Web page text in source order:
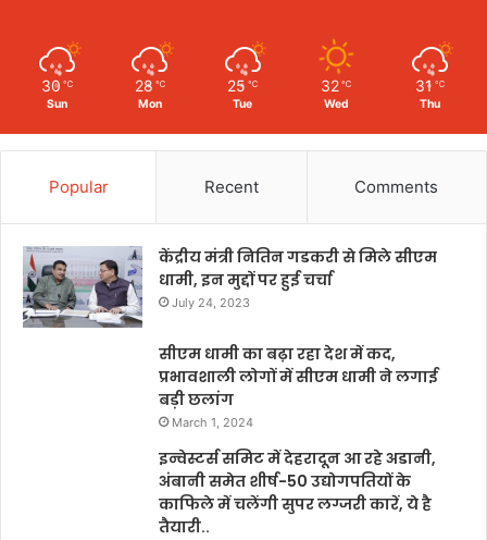
30 ℃
Sun
28 ℃
Mon
25 ℃
Tue
32 ℃
Wed
31 ℃
Thu
Popular Recent Comments
केंद्रीय मंत्री नितिन गडकरी से मिले सीएम
धामी, इन मुद्दों पर हुई चर्चा
July 24, 2023
सीएम धामी का बढ़ा रहा देश में कद,
प्रभावशाली लोगों में सीएम धामी ने लगाई
बड़ी छलांग
March 1, 2024
इन्वेस्टर्स समिट में देहरादून आ रहे अडानी,
अंबानी समेत शीर्ष-50 उद्योगपतियों के
काफिले में चलेंगी सुपर लग्जरी कारें, ये है
तैयारी..